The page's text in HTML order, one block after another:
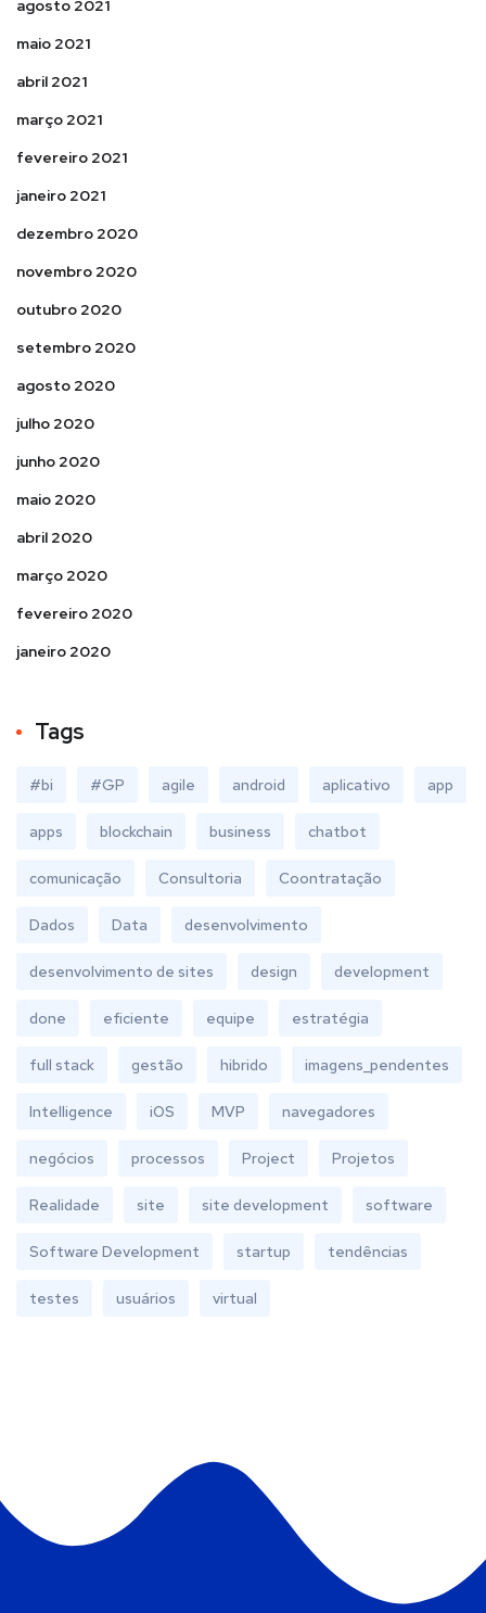
agosto 2021
maio 2021
abril 2021
março 2021
fevereiro 2021
janeiro 2021
dezembro 2020
novembro 2020
outubro 2020
setembro 2020
agosto 2020
julho 2020
junho 2020
maio 2020
abril 2020
março 2020
fevereiro 2020
janeiro 2020
Tags
#bi #GP agile android aplicativo app
apps blockchain business chatbot
comunicação Consultoria Coontratação
Dados Data desenvolvimento
desenvolvimento de sites design development
done eficiente equipe estratégia
full stack gestão hibrido imagens_pendentes
Intelligence iOS MVP navegadores
negócios processos Project Projetos
Realidade site site development software
Software Development startup tendências
testes usuários virtual